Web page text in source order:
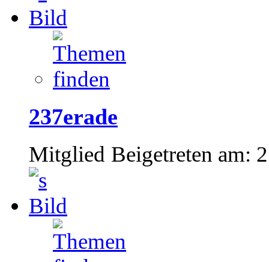
237erade
Mitglied Beigetreten am: